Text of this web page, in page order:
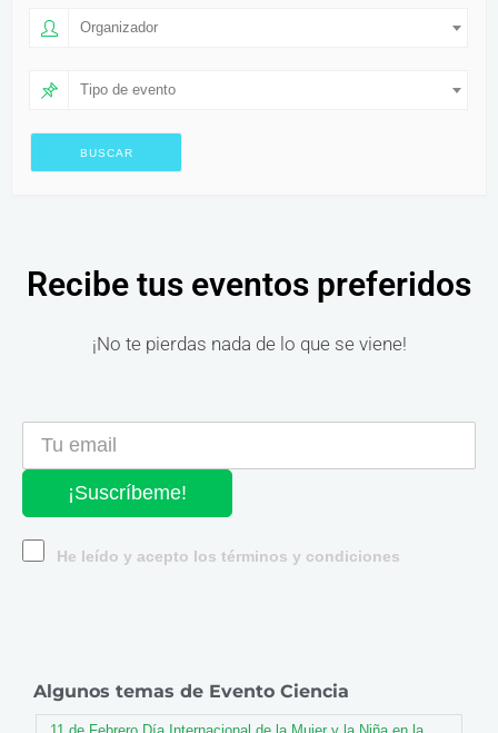
Organizador
Tipo de evento
Recibe tus eventos preferidos
¡No te pierdas nada de lo que se viene!
¡Suscríbeme!
He leído y acepto los términos y condiciones
Algunos temas de Evento Ciencia